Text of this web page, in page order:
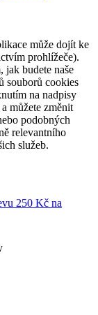
může dojít ke
prohlížeče).
jak budete naše
souborů cookies
na nadpisy
můžete změnit
podobných
relevantního
služeb.
250 Kč na